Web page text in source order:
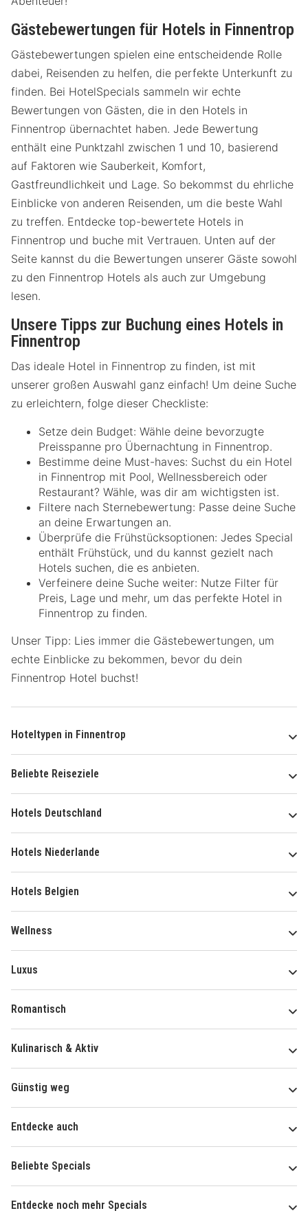
Gästebewertungen für Hotels in Finnentrop
Gästebewertungen spielen eine entscheidende Rolle
dabei, Reisenden zu helfen, die perfekte Unterkunft zu
finden. Bei HotelSpecials sammeln wir echte
Bewertungen von Gästen, die in den Hotels in
Finnentrop übernachtet haben. Jede Bewertung
enthält eine Punktzahl zwischen 1 und 10, basierend
auf Faktoren wie Sauberkeit, Komfort,
Gastfreundlichkeit und Lage. So bekommst du ehrliche
Einblicke von anderen Reisenden, um die beste Wahl
zu treffen. Entdecke top-bewertete Hotels in
Finnentrop und buche mit Vertrauen. Unten auf der
Seite kannst du die Bewertungen unserer Gäste sowohl
zu den Finnentrop Hotels als auch zur Umgebung
lesen.
Unsere Tipps zur Buchung eines Hotels in
Finnentrop
Das ideale Hotel in Finnentrop zu finden, ist mit
unserer großen Auswahl ganz einfach! Um deine Suche
zu erleichtern, folge dieser Checkliste:
Setze dein Budget: Wähle deine bevorzugte
Preisspanne pro Übernachtung in Finnentrop.
Bestimme deine Must-haves: Suchst du ein Hotel
in Finnentrop mit Pool, Wellnessbereich oder
Restaurant? Wähle, was dir am wichtigsten ist.
Filtere nach Sternebewertung: Passe deine Suche
an deine Erwartungen an.
Überprüfe die Frühstücksoptionen: Jedes Special
enthält Frühstück, und du kannst gezielt nach
Hotels suchen, die es anbieten.
Verfeinere deine Suche weiter: Nutze Filter für
Preis, Lage und mehr, um das perfekte Hotel in
Finnentrop zu finden.
Unser Tipp: Lies immer die Gästebewertungen, um
echte Einblicke zu bekommen, bevor du dein
Finnentrop Hotel buchst!
Hoteltypen in Finnentrop
Beliebte Reiseziele
Hotels Deutschland
Hotels Niederlande
Hotels Belgien
Wellness
Luxus
Romantisch
Kulinarisch & Aktiv
Günstig weg
Entdecke auch
Beliebte Specials
Entdecke noch mehr Specials